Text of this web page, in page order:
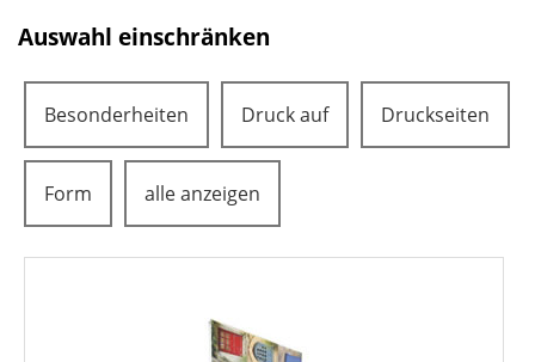
Auswahl einschränken
Besonderheiten Druck auf Druckseiten
Form alle anzeigen